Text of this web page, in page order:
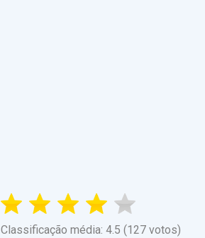
Classificação média: 4.5 (127 votos)